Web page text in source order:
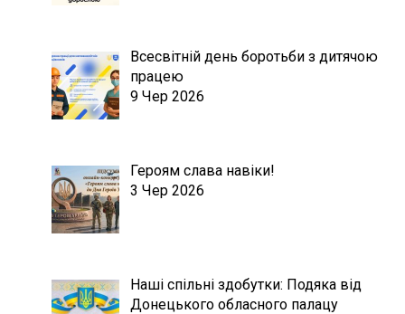
Всесвітній день боротьби з дитячою
працею
9 Чер 2026
Героям слава навіки!
3 Чер 2026
Наші спільні здобутки: Подяка від
Донецького обласного палацу